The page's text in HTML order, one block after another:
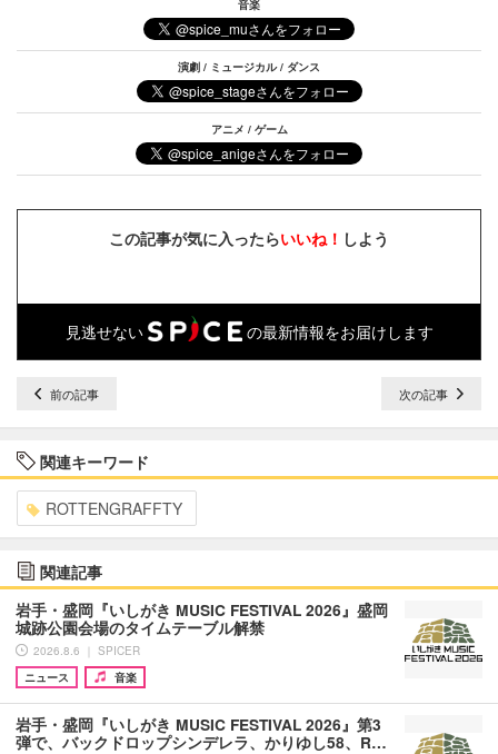
音楽
演劇 / ミュージカル / ダンス
アニメ / ゲーム
この記事が気に入ったらいいね！ しよう
見逃せない の最新情報をお届けします
前の記事 次の記事
関連キーワード
ROTTENGRAFFTY
関連記事
岩手・盛岡『いしがき MUSIC FESTIVAL 2026』盛岡
城跡公園会場のタイムテーブル解禁
2026.8.6 ｜ SPICER
ニュース
音楽
岩手・盛岡『いしがき MUSIC FESTIVAL 2026』第3
弾で、バックドロップシンデレラ、かりゆし58、R…